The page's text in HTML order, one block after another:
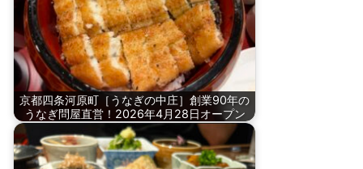
京都四条河原町［うなぎの中庄］創業90年の
うなぎ問屋直営！2026年4月28日オープン